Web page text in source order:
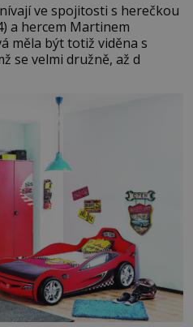
ve spojitosti s herečkou
a hercem Martinem
měla být totiž viděna s
se velmi družně, až d